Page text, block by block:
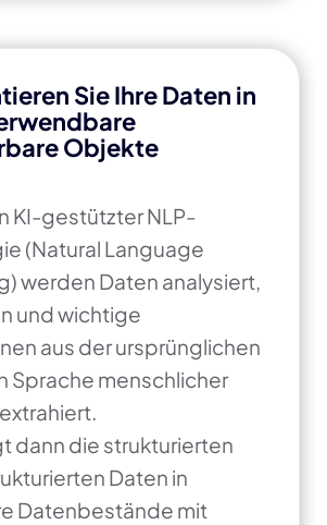
Sie Ihre Daten in
Objekte
KI-gestützter NLP-
(Natural Language
werden Daten analysiert,
und wichtige
aus der ursprünglichen
Sprache menschlicher
dann die strukturierten
Daten in
Datenbestände mit